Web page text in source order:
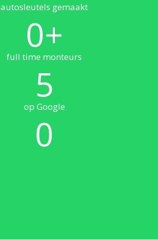
autosleutels gemaakt
0+
full time monteurs
5
op Google
0